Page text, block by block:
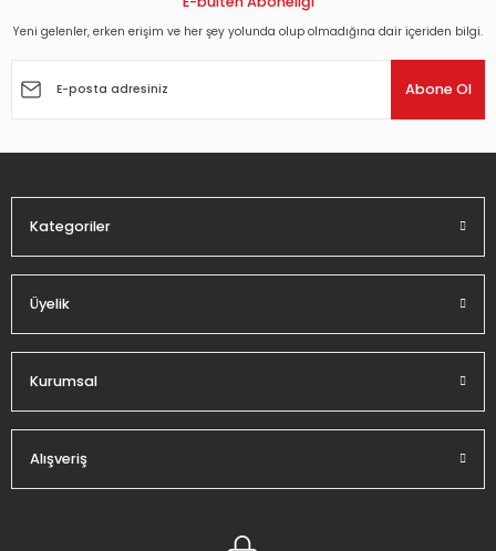
Ürün açıklamasında eksik bilgiler bulunuyor.
Ürün fiyatı diğer sitelerden daha pahalı.
Yeni gelenler, erken erişim ve her şey yolunda olup olmadığına dair içeriden bilgi.
Abone Ol
Kategoriler
Üyelik
Kurumsal
Alışveriş